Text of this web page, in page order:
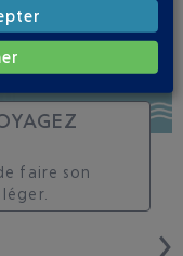
faire son